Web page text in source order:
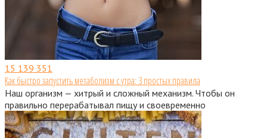
15 139 351
Как быстро запустить метаболизм с утра: 3 простых правила
Наш организм — хитрый и сложный механизм. Чтобы он
правильно перерабатывал пищу и своевременно